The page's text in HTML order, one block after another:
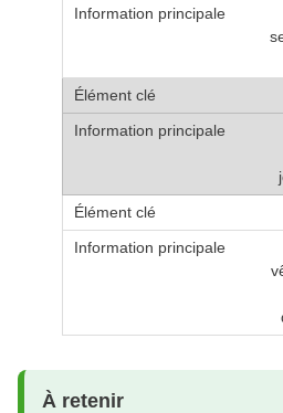
À retenir